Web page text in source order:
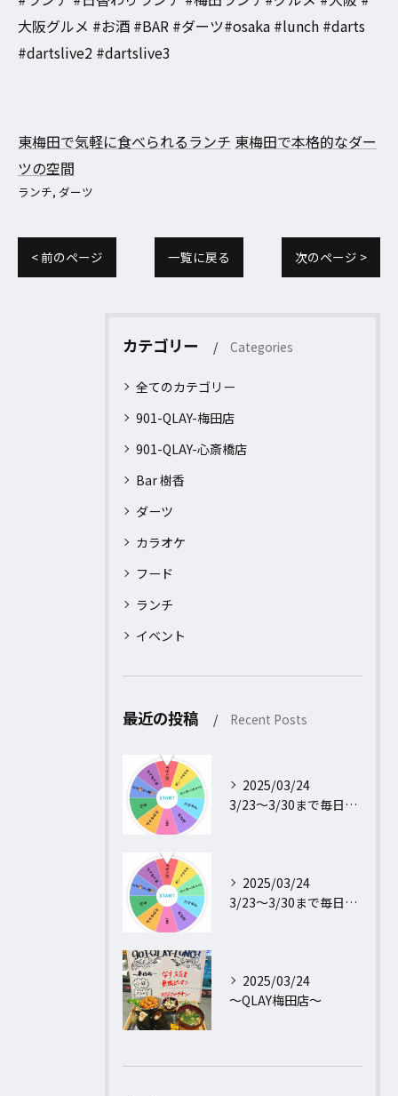
大阪グルメ #お酒 #BAR #ダーツ#osaka #lunch #darts
#dartslive2 #dartslive3
東梅田で気軽に食べられるランチ 東梅田で本格的なダー
ツの空間
ランチ ダーツ
< 前のページ 一覧に戻る 次のページ >
カテゴリー Categories
全てのカテゴリー
901-QLAY-梅田店
901-QLAY-心斎橋店
Bar 樹香
ダーツ
カラオケ
フード
ランチ
イベント
最近の投稿 Recent Posts
2025/03/24
3/23〜3/30まで毎日行われるフォロー＆リポストキャンペ...
2025/03/24
3/23〜3/30まで毎日行われるフォロー＆リポストキャンペ...
2025/03/24
〜QLAY梅田店〜